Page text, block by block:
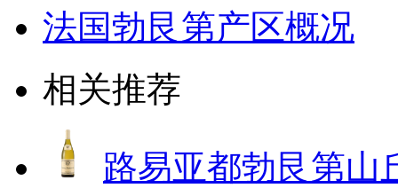
法国勃艮第产区概况
相关推荐
路易亚都勃艮第山